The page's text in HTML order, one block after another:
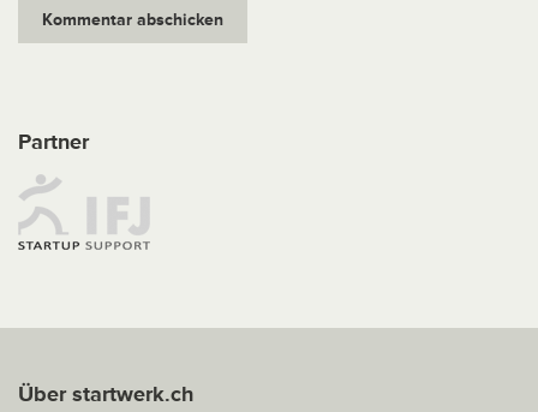
Partner
Über startwerk.ch